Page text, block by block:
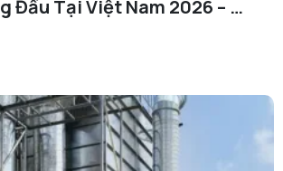
Đầu Tại Việt Nam 2026 – Cơ
Xứng Đáng Vị Trí Số 1